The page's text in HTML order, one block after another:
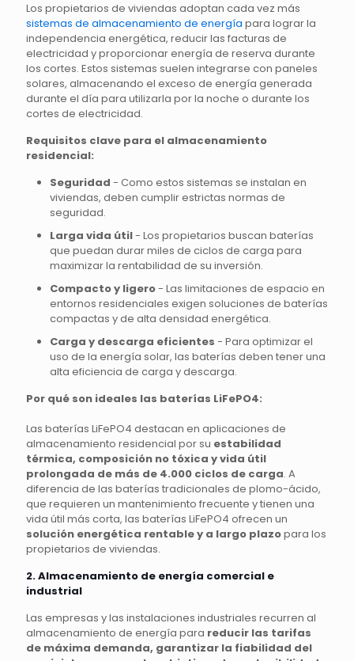
Los propietarios de viviendas adoptan cada vez más
sistemas de almacenamiento de energía para lograr la
independencia energética, reducir las facturas de
electricidad y proporcionar energía de reserva durante
los cortes. Estos sistemas suelen integrarse con paneles
solares, almacenando el exceso de energía generada
durante el día para utilizarla por la noche o durante los
cortes de electricidad.
Requisitos clave para el almacenamiento
residencial:
Seguridad - Como estos sistemas se instalan en
viviendas, deben cumplir estrictas normas de
seguridad.
Larga vida útil- Los propietarios buscan baterías
que puedan durar miles de ciclos de carga para
maximizar la rentabilidad de su inversión.
Compacto y ligero- Las limitaciones de espacio en
entornos residenciales exigen soluciones de baterías
compactas y de alta densidad energética.
Carga y descarga eficientes - Para optimizar el
uso de la energía solar, las baterías deben tener una
alta eficiencia de carga y descarga.
Por qué son ideales las baterías LiFePO4:
Las baterías LiFePO4 destacan en aplicaciones de
almacenamiento residencial por su estabilidad
térmica, composición no tóxica y vida útil
prolongada de más de 4.000 ciclos de carga. A
diferencia de las baterías tradicionales de plomo-ácido,
que requieren un mantenimiento frecuente y tienen una
vida útil más corta, las baterías LiFePO4 ofrecen un
solución energética rentable y a largo plazopara los
propietarios de viviendas.
2. Almacenamiento de energía comercial e
industrial
Las empresas y las instalaciones industriales recurren al
almacenamiento de energía para reducir las tarifas
de máxima demanda, garantizar la fiabilidad del